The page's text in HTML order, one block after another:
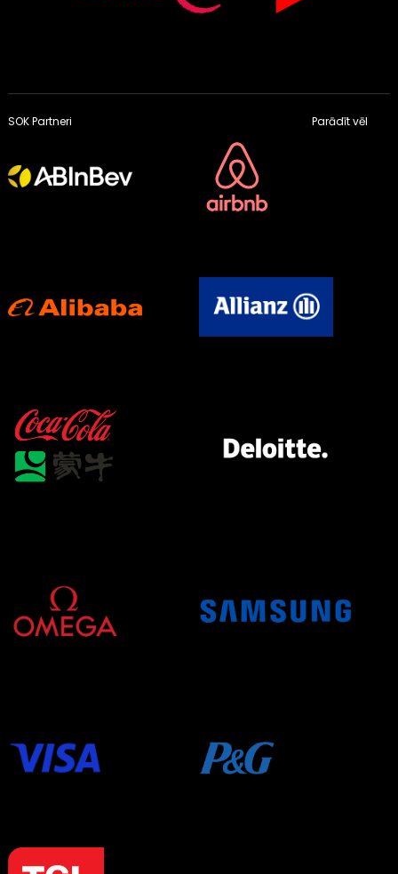
SOK Partneri Parādīt vēl